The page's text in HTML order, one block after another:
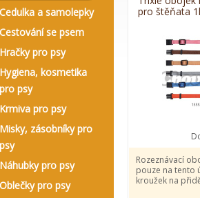
Cedulka a samolepky
Cestování se psem
Hračky pro psy
Hygiena, kosmetika
pro psy
Krmiva pro psy
Misky, zásobníky pro
psy
Náhubky pro psy
Oblečky pro psy
pro štěňata
Rozeznávací
pouze na tento
kroužek na